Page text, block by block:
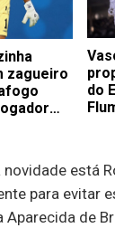
zagueiro
do
está
para evitar
Aparecida de